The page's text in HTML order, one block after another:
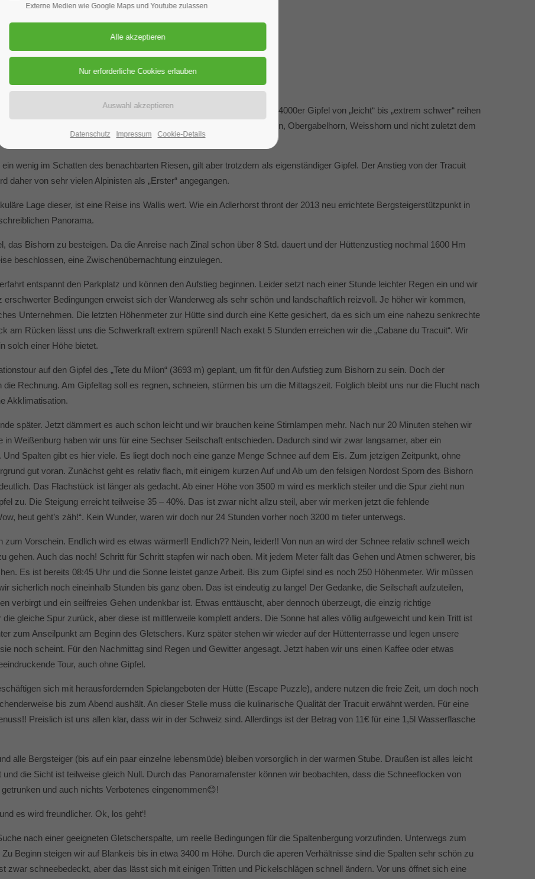
Panoramen, die der gesamte Alpenraum zu bieten hat. Unzählige 4000er Gipfel von „leicht“ bis „extrem schwer“ reihen
Zinal, eingerahmt von namhaften Westalpengipfeln wie Zinalrothorn, Obergabelhorn, Weisshorn und nicht zuletzt dem
(4505 m) als höchste Erhebung.
wenig im Schatten des benachbarten Riesen, gilt aber trotzdem als eigenständiger Gipfel. Der Anstieg von der Tracuit
daher von sehr vielen Alpinisten als „Erster“ angegangen.
Lage dieser, ist eine Reise ins Wallis wert. Wie ein Adlerhorst thront der 2013 neu errichtete Bergsteigerstützpunkt in
Panorama.
das Bishorn zu besteigen. Da die Anreise nach Zinal schon über 8 Std. dauert und der Hüttenzustieg nochmal 1600 Hm
beschlossen, eine Zwischenübernachtung einzulegen.
entspannt den Parkplatz und können den Aufstieg beginnen. Leider setzt nach einer Stunde leichter Regen ein und wir
Bedingungen erweist sich der Wanderweg als sehr schön und landschaftlich reizvoll. Je höher wir kommen,
Unternehmen. Die letzten Höhenmeter zur Hütte sind durch eine Kette gesichert, da es sich um eine nahezu senkrechte
am Rücken lässt uns die Schwerkraft extrem spüren!! Nach exakt 5 Stunden erreichen wir die „Cabane du Tracuit“. Wir
solch einer Höhe bietet.
auf den Gipfel des „Tete du Milon“ (3693 m) geplant, um fit für den Aufstieg zum Bishorn zu sein. Doch der
Rechnung. Am Gipfeltag soll es regnen, schneien, stürmen bis um die Mittagszeit. Folglich bleibt uns nur die Flucht nach
Akklimatisation.
später. Jetzt dämmert es auch schon leicht und wir brauchen keine Stirnlampen mehr. Nach nur 20 Minuten stehen wir
Weißenburg haben wir uns für eine Sechser Seilschaft entschieden. Dadurch sind wir zwar langsamer, aber ein
Spalten gibt es hier viele. Es liegt doch noch eine ganze Menge Schnee auf dem Eis. Zum jetzigen Zeitpunkt, ohne
gut voran. Zunächst geht es relativ flach, mit einigem kurzen Auf und Ab um den felsigen Nordost Sporn des Bishorn
Das Flachstück ist länger als gedacht. Ab einer Höhe von 3500 m wird es merklich steiler und die Spur zieht nun
zu. Die Steigung erreicht teilweise 35 – 40%. Das ist zwar nicht allzu steil, aber wir merken jetzt die fehlende
heut geht’s zäh!“. Kein Wunder, waren wir doch nur 24 Stunden vorher noch 3200 m tiefer unterwegs.
zum Vorschein. Endlich wird es etwas wärmer!! Endlich?? Nein, leider!! Von nun an wird der Schnee relativ schnell weich
gehen. Auch das noch! Schritt für Schritt stapfen wir nach oben. Mit jedem Meter fällt das Gehen und Atmen schwerer, bis
Es ist bereits 08:45 Uhr und die Sonne leistet ganze Arbeit. Bis zum Gipfel sind es noch 250 Höhenmeter. Wir müssen
sicherlich noch eineinhalb Stunden bis ganz oben. Das ist eindeutig zu lange! Der Gedanke, die Seilschaft aufzuteilen,
verbirgt und ein seilfreies Gehen undenkbar ist. Etwas enttäuscht, aber dennoch überzeugt, die einzig richtige
gleiche Spur zurück, aber diese ist mittlerweile komplett anders. Die Sonne hat alles völlig aufgeweicht und kein Tritt ist
zum Anseilpunkt am Beginn des Gletschers. Kurz später stehen wir wieder auf der Hüttenterrasse und legen unsere
noch scheint. Für den Nachmittag sind Regen und Gewitter angesagt. Jetzt haben wir uns einen Kaffee oder etwas
Tour, auch ohne Gipfel.
sich mit herausfordernden Spielangeboten der Hütte (Escape Puzzle), andere nutzen die freie Zeit, um doch noch
bis zum Abend aushält. An dieser Stelle muss die kulinarische Qualität der Tracuit erwähnt werden. Für eine
Preislich ist uns allen klar, dass wir in der Schweiz sind. Allerdings ist der Betrag von 11€ für eine 1,5l Wasserflasche
alle Bergsteiger (bis auf ein paar einzelne lebensmüde) bleiben vorsorglich in der warmen Stube. Draußen ist alles leicht
die Sicht ist teilweise gleich Null. Durch das Panoramafenster können wir beobachten, dass die Schneeflocken von
und auch nichts Verbotenes eingenommen😊!
es wird freundlicher. Ok, los geht‘!
nach einer geeigneten Gletscherspalte, um reelle Bedingungen für die Spaltenbergung vorzufinden. Unterwegs zum
Beginn steigen wir auf Blankeis bis in etwa 3400 m Höhe. Durch die aperen Verhältnisse sind die Spalten sehr schön zu
zwar schneebedeckt, aber das lässt sich mit einigen Tritten und Pickelschlägen schnell ändern. Vor uns öffnet sich eine
Externe Medien wie Google Maps und Youtube zulassen
Datenschutz Impressum Cookie-Details